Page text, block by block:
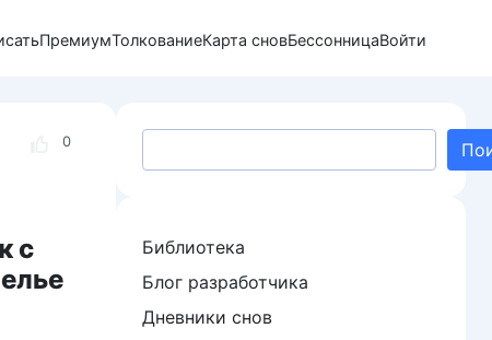
ПремиумТолкованиеКарта сновБессонницаВойти
0
с
Библиотека
Блог разработчика
Дневники снов